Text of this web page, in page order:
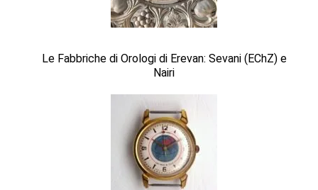
Le Fabbriche di Orologi di Erevan: Sevani (EChZ) e
Nairi